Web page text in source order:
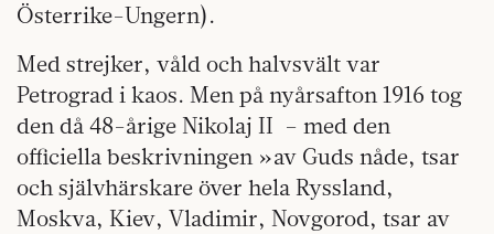
Österrike-Ungern).
Med strejker, våld och halvsvält var
Petrograd i kaos. Men på nyårsafton 1916 tog
den då 48-årige Nikolaj II – med den
officiella beskrivningen »av Guds nåde, tsar
och självhärskare över hela Ryssland,
Moskva, Kiev, Vladimir, Novgorod, tsar av